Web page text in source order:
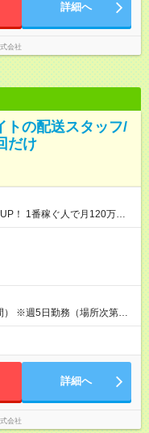
詳細へ
会社
トの配送スタッフ/
だけ
！ 1番稼ぐ人で月120万ほ
係 1日150個配達×25日勤務
） ※週5日勤務（場所次第で
時間外での勤務可能性有り ※
完了次第、帰社OKです
詳細へ
会社